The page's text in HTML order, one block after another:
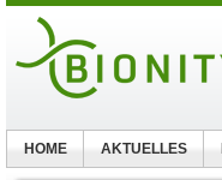
HOME AKTUELLES